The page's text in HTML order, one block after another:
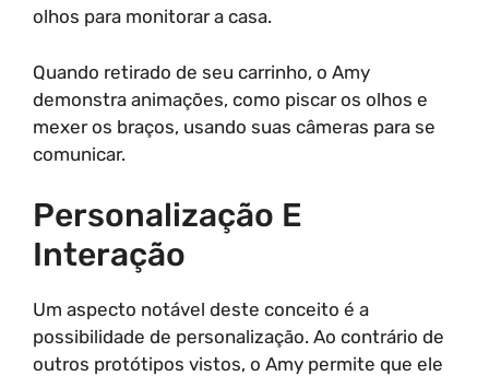
olhos para monitorar a casa.
Quando retirado de seu carrinho, o Amy
demonstra animações, como piscar os olhos e
mexer os braços, usando suas câmeras para se
comunicar.
Personalização E
Interação
Um aspecto notável deste conceito é a
possibilidade de personalização. Ao contrário de
outros protótipos vistos, o Amy permite que ele